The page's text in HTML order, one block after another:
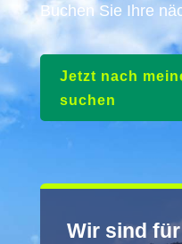
Buchen Sie Ihre
Jetzt nach
suchen
Wir sind